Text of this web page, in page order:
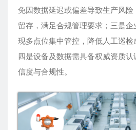
免因数据延迟或偏差导致生产风
留存，满足合规管理要求；三是
现多点位集中管控，降低人工巡检
四是设备及数据需具备权威资质
信度与合规性。